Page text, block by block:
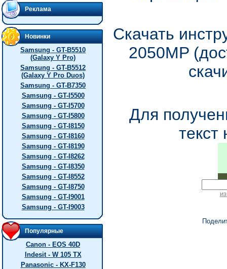
Реклама
Новинки
Samsung - GT-B5510
(Galaxy Y Pro)
Samsung - GT-B5512
(Galaxy Y Pro Duos)
Samsung - GT-B7350
Samsung - GT-I5500
Samsung - GT-I5700
Samsung - GT-I5800
Samsung - GT-I8150
Samsung - GT-I8160
Samsung - GT-I8190
Samsung - GT-I8262
Samsung - GT-I8350
Samsung - GT-I8552
Samsung - GT-I8750
Samsung - GT-I9001
Samsung - GT-I9003
Популярные
Canon - EOS 40D
Indesit - W 105 TX
Panasonic - KX-F130
Скачать
2050MP
Для
текст